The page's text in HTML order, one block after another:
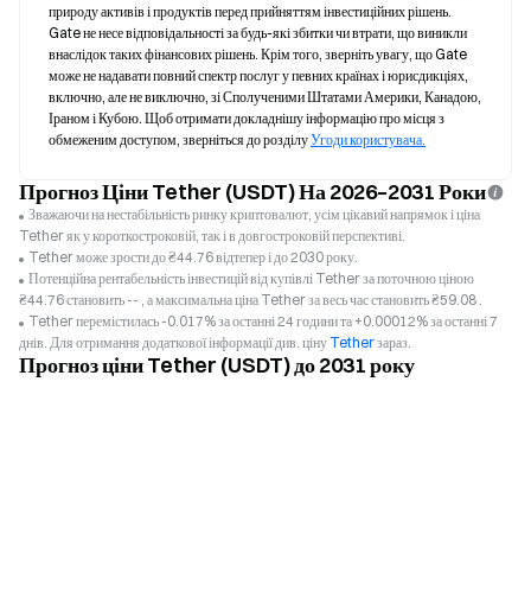
природу активів і продуктів перед прийняттям інвестиційних рішень.
Gate не несе відповідальності за будь-які збитки чи втрати, що виникли
внаслідок таких фінансових рішень. Крім того, зверніть увагу, що Gate
може не надавати повний спектр послуг у певних країнах і юрисдикціях,
включно, але не виключно, зі Сполученими Штатами Америки, Канадою,
Іраном і Кубою. Щоб отримати докладнішу інформацію про місця з
обмеженим доступом, зверніться до розділу Угоди користувача.
Прогноз Ціни Tether (USDT) На 2026–2031 Роки
Зважаючи на нестабільність ринку криптовалют, усім цікавий напрямок і ціна
Tether як у короткостроковій, так і в довгостроковій перспективі.
Tether може зрости до ₴44.76 відтепер і до 2030 року.
Потенційна рентабельність інвестицій від купівлі Tether за поточною ціною
₴44.76 становить -- , а максимальна ціна Tether за весь час становить ₴59.08 .
Tether перемістилась -0.017% за останні 24 години та +0.00012% за останні 7
днів. Для отримання додаткової інформації див. ціну Tetherзараз.
Прогноз ціни Tether (USDT) до 2031 року